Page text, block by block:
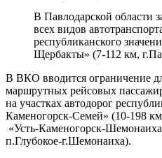
В Павлодарской области
всех видов
республиканского
Щербакты» (7-112 км,
В ВКО вводится ограничение
маршрутных рейсовых
на участках автодорог
Каменогорск-Семей» (10-198
«Усть-Каменогорск-
п.Глубокое-г.Шемонаиха).